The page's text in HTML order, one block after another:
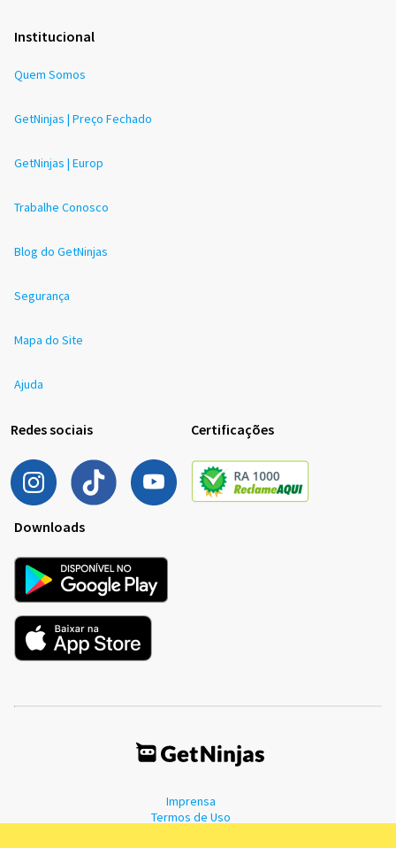
Institucional
Quem Somos
GetNinjas | Preço Fechado
GetNinjas | Europ
Trabalhe Conosco
Blog do GetNinjas
Segurança
Mapa do Site
Ajuda
Redes sociais Certificações
Downloads
Imprensa
Termos de Uso